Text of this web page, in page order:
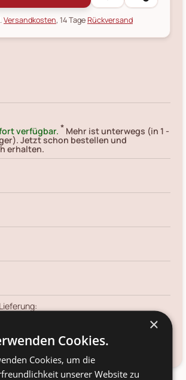
Versandkosten, 14 TageRückversand
verfügbar. * Mehr ist unterwegs (in 1 -
Jetzt schon bestellen und
erhalten.
Kundenservice kontaktieren
×
Cookies.
Cookies, um die
unserer Website zu